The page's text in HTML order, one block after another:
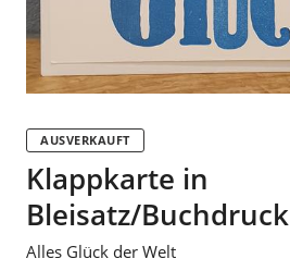
AUSVERKAUFT
Klappkarte in
Bleisatz/Buchdruck
Alles Glück der Welt